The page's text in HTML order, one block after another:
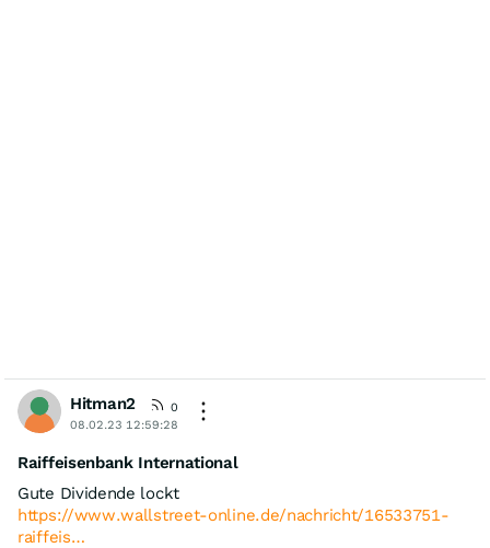
Hitman2
0
08.02.23 12:59:28
Raiffeisenbank International
Gute Dividende lockt
https://www.wallstreet-online.de/nachricht/16533751-
raiffeis…